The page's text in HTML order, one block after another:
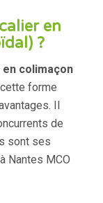
en
?
en colimaçon
forme
Il
de
sont ses
Nantes MCO